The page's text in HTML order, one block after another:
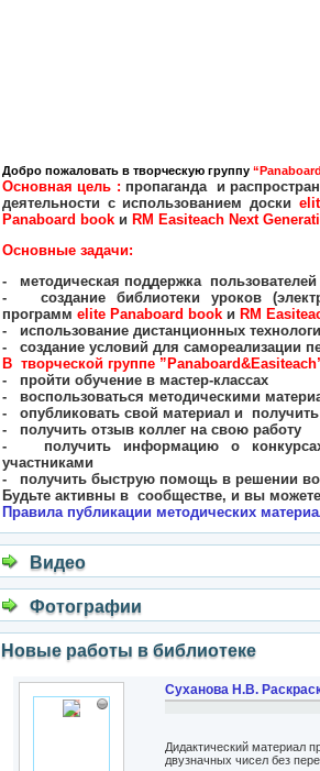
Добро пожаловать в творческую группу “Panaboard
Основная цель : пропаганда и
деятельности с использованием доски
Panaboard book и RM Easiteach Next
Основные задачи:
- методическая поддержка пользователей
- создание библиотеки уроков
программ elite Panaboard book и RM
- использование дистанционных
- создание условий для самореализации
В творческой группе ”Panaboard&Easiteach
- пройти обучение в мастер-классах
- воспользоваться методическими
- опубликовать свой материал и
- получить отзыв коллег на свою работу
- получить информацию о конкурсах
участниками
- получить быструю помощь в решении
Будьте активны в сообществе, и вы можете
Правила публикации методических
Видео
Фотографии
Новые работы в библиотеке
Суханова Н.В.
Дидактический материал
двузначных чисел без